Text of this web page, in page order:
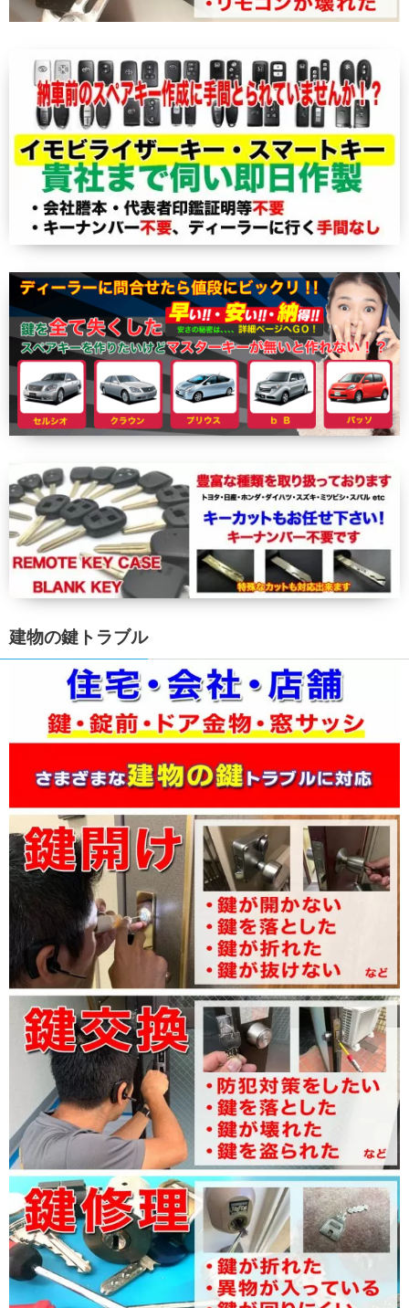
建物の鍵トラブル